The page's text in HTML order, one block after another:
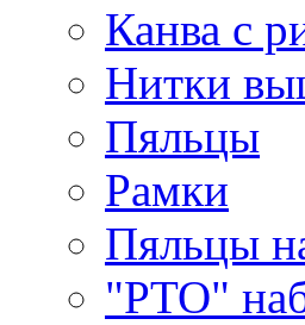
Канва с
Нитки
Пяльцы
Рамки
Пяльцы
"РТО"